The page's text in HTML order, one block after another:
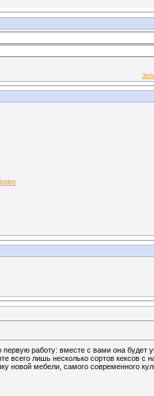
работу: вместе с вами она будет
всего лишь несколько сортов кексов
новой мебели, самого современного